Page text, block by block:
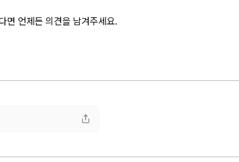
면 언제든 의견을 남겨주세요.